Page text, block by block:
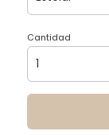
Cantidad